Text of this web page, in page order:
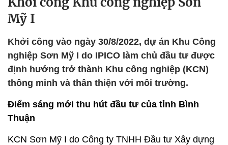
Mỹ I
Khởi công vào ngày 30/8/2022, dự án Khu Công
nghiệp Sơn Mỹ I do IPICO làm chủ đầu tư được
định hướng trở thành Khu công nghiệp (KCN)
thông minh và thân thiện với môi trường.
Điểm sáng mới thu hút đầu tư của tỉnh Bình
Thuận
KCN Sơn Mỹ I do Công ty TNHH Đầu tư Xây dựng